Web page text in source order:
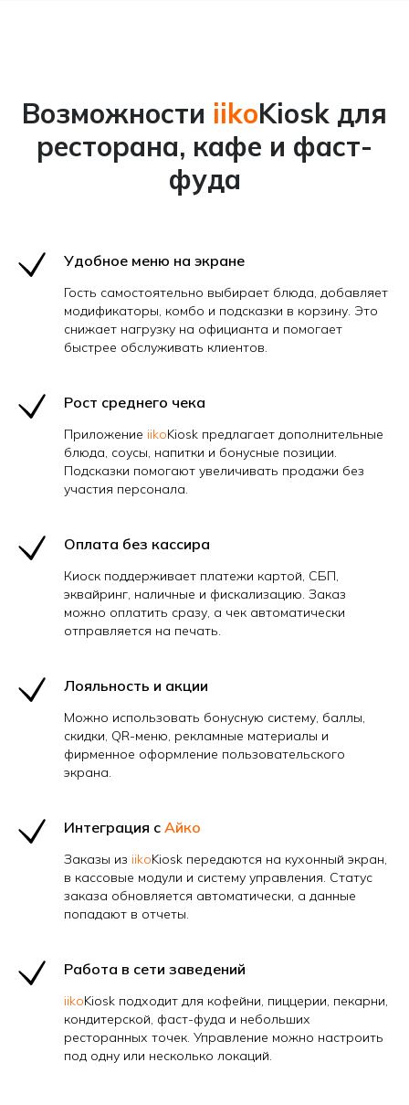
Возможности iikoKiosk для
ресторана, кафе и фаст-
фуда
Удобное меню на экране
Гость самостоятельно выбирает блюда, добавляет
модификаторы, комбо и подсказки в корзину. Это
снижает нагрузку на официанта и помогает
быстрее обслуживать клиентов.
Рост среднего чека
Приложение iikoKiosk предлагает дополнительные
блюда, соусы, напитки и бонусные позиции.
Подсказки помогают увеличивать продажи без
участия персонала.
Оплата без кассира
Киоск поддерживает платежи картой, СБП,
эквайринг, наличные и фискализацию. Заказ
можно оплатить сразу, а чек автоматически
отправляется на печать.
Лояльность и акции
Можно использовать бонусную систему, баллы,
скидки, QR-меню, рекламные материалы и
фирменное оформление пользовательского
экрана.
Интеграция с Айко
Заказы из iikoKiosk передаются на кухонный экран,
в кассовые модули и систему управления. Статус
заказа обновляется автоматически, а данные
попадают в отчеты.
Работа в сети заведений
iikoKiosk подходит для кофейни, пиццерии, пекарни,
кондитерской, фаст-фуда и небольших
ресторанных точек. Управление можно настроить
под одну или несколько локаций.